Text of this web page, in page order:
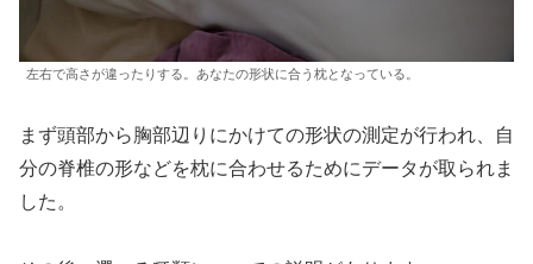
左右で高さが違ったりする。あなたの形状に合う枕となっている。
まず頭部から胸部辺りにかけての形状の測定が行われ、自
分の脊椎の形などを枕に合わせるためにデータが取られま
した。